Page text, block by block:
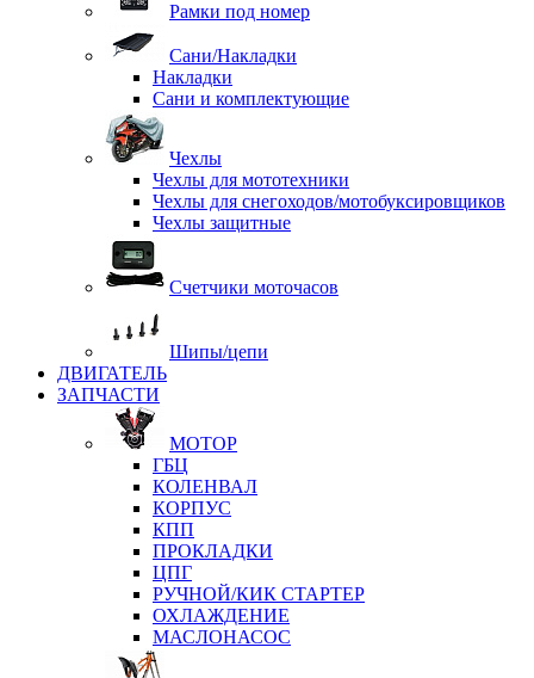
Рамки под номер
Сани/Накладки
Накладки
Сани и комплектующие
Чехлы
Чехлы для мототехники
Чехлы для снегоходов/мотобуксировщиков
Чехлы защитные
Счетчики моточасов
Шипы/цепи
ДВИГАТЕЛЬ
ЗАПЧАСТИ
МОТОР
ГБЦ
КОЛЕНВАЛ
КОРПУС
КПП
ПРОКЛАДКИ
ЦПГ
РУЧНОЙ/КИК СТАРТЕР
ОХЛАЖДЕНИЕ
МАСЛОНАСОС